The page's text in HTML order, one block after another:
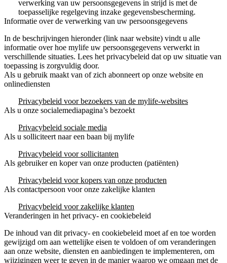
verwerking van uw persoonsgegevens in strijd is met de
toepasselijke regelgeving inzake gegevensbescherming.
Informatie over de verwerking van uw persoonsgegevens
In de beschrijvingen hieronder (link naar website) vindt u alle
informatie over hoe mylife uw persoonsgegevens verwerkt in
verschillende situaties. Lees het privacybeleid dat op uw situatie van
toepassing is zorgvuldig door.
Als u gebruik maakt van of zich abonneert op onze website en
onlinediensten
Privacybeleid voor bezoekers van de mylife-websites
Als u onze socialemediapagina’s bezoekt
Privacybeleid sociale media
Als u solliciteert naar een baan bij mylife
Privacybeleid voor sollicitanten
Als gebruiker en koper van onze producten (patiënten)
Privacybeleid voor kopers van onze producten
Als contactpersoon voor onze zakelijke klanten
Privacybeleid voor zakelijke klanten
Veranderingen in het privacy- en cookiebeleid
De inhoud van dit privacy- en cookiebeleid moet af en toe worden
gewijzigd om aan wettelijke eisen te voldoen of om veranderingen
aan onze website, diensten en aanbiedingen te implementeren, om
wijzigingen weer te geven in de manier waarop we omgaan met de